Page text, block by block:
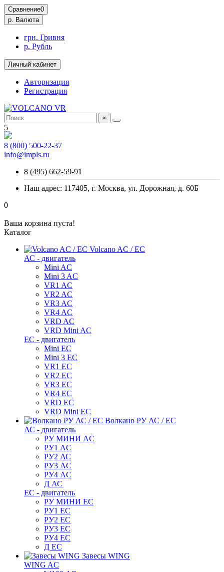
Сравнение0
р. Валюта
грн. Гривня
р. Рубль
Личный кабинет
Авторизация
Регистрация
×
5
8 (800) 500-22-37
info@impls.ru
8 (495) 662-59-91
Наш адрес: 117405, г. Москва, ул. Дорожная, д. 60Б
0
Ваша корзина пуста!
Каталог
Volcano AC / EC
АС - двигатель
Mini AC
Mini 3 AC
VR1 AC
VR2 AC
VR3 AC
VR4 AC
VRD AC
VRD Mini AC
ЕС - двигатель
Mini EC
Mini 3 EC
VR1 EC
VR2 EC
VR3 EC
VR4 EC
VRD EC
VRD Mini EC
Волкано РУ АС / ЕС
АС - двигатель
РУ МИНИ AC
РУ1 AC
РУ2 АС
РУ3 AC
РУ4 AC
Д АС
ЕС - двигатель
РУ МИНИ EC
РУ1 EC
РУ2 EC
РУ3 EC
РУ4 EC
Д ЕС
Завесы WING
WING AC